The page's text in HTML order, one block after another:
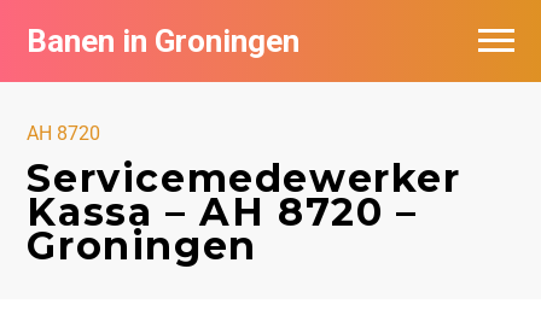
Banen in Groningen
AH 8720
Servicemedewerker
Kassa – AH 8720 –
Groningen
Vacatures per bedrijf
Nieuwsbrief feed